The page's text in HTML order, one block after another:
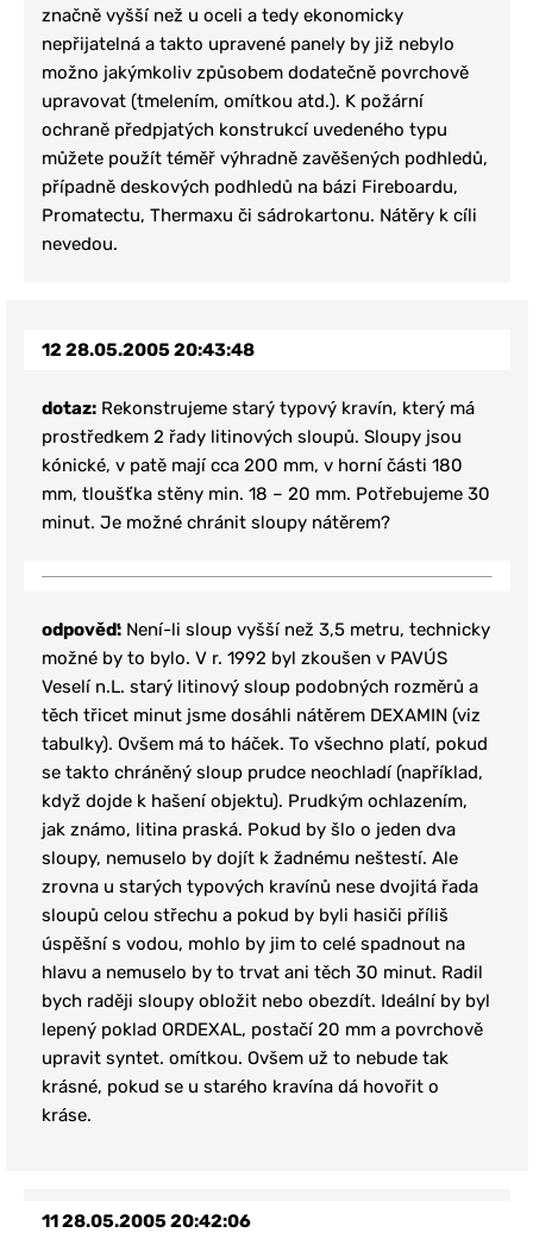
značně vyšší než u oceli a tedy ekonomicky
nepřijatelná a takto upravené panely by již nebylo
možno jakýmkoliv způsobem dodatečně povrchově
upravovat (tmelením, omítkou atd.). K požární
ochraně předpjatých konstrukcí uvedeného typu
můžete použít téměř výhradně zavěšených podhledů,
případně deskových podhledů na bázi Fireboardu,
Promatectu, Thermaxu či sádrokartonu. Nátěry k cíli
nevedou.
12 28.05.2005 20:43:48
dotaz:Rekonstrujeme starý typový kravín, který má
prostředkem 2 řady litinových sloupů. Sloupy jsou
kónické, v patě mají cca 200 mm, v horní části 180
mm, tloušťka stěny min. 18 – 20 mm. Potřebujeme 30
minut. Je možné chránit sloupy nátěrem?
odpověď:Není-li sloup vyšší než 3,5 metru, technicky
možné by to bylo. V r. 1992 byl zkoušen v PAVÚS
Veselí n.L. starý litinový sloup podobných rozměrů a
těch třicet minut jsme dosáhli nátěrem DEXAMIN (viz
tabulky). Ovšem má to háček. To všechno platí, pokud
se takto chráněný sloup prudce neochladí (například,
když dojde k hašení objektu). Prudkým ochlazením,
jak známo, litina praská. Pokud by šlo o jeden dva
sloupy, nemuselo by dojít k žadnému neštestí. Ale
zrovna u starých typových kravínů nese dvojitá řada
sloupů celou střechu a pokud by byli hasiči příliš
úspěšní s vodou, mohlo by jim to celé spadnout na
hlavu a nemuselo by to trvat ani těch 30 minut. Radil
bych raději sloupy obložit nebo obezdít. Ideální by byl
lepený poklad ORDEXAL, postačí 20 mm a povrchově
upravit syntet. omítkou. Ovšem už to nebude tak
krásné, pokud se u starého kravína dá hovořit o
kráse.
1128.05.2005 20:42:06